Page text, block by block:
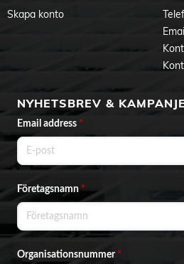
Skapa konto
NYHETSBREV &
Email address *
Företagsnamn*
Organisationsnummer *